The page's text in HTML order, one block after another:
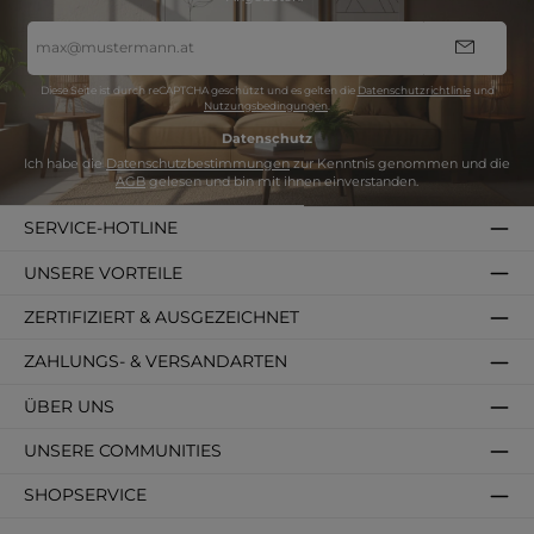
Mail-
Adresse
Diese Seite ist durch reCAPTCHA geschützt und es gelten die Datenschutzrichtlinieund
Nutzungsbedingungen.
Datenschutz
Ich habe die Datenschutzbestimmungenzur Kenntnis genommen und die
AGBgelesen und bin mit ihnen einverstanden.
SERVICE-HOTLINE
SHOPSERVICE
ZAHLUNGS- & VERSANDARTEN
ÜBER UNS
ZERTIFIZIERT & AUSGEZEICHNET
UNSERE VORTEILE
UNSERE COMMUNITIES